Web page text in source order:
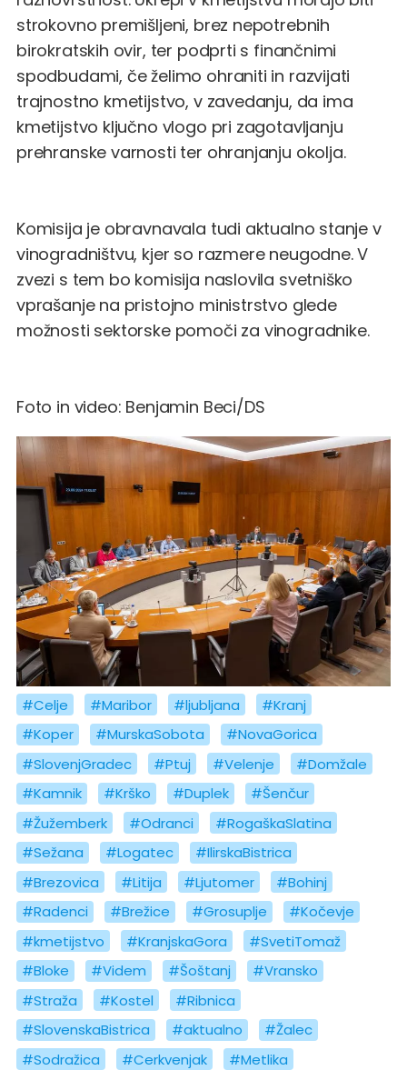
strokovno premišljeni, brez nepotrebnih
birokratskih ovir, ter podprti s finančnimi
spodbudami, če želimo ohraniti in razvijati
trajnostno kmetijstvo, v zavedanju, da ima
kmetijstvo ključno vlogo pri zagotavljanju
prehranske varnosti ter ohranjanju okolja.
Komisija je obravnavala tudi aktualno stanje v
vinogradništvu, kjer so razmere neugodne. V
zvezi s tem bo komisija naslovila svetniško
vprašanje na pristojno ministrstvo glede
možnosti sektorske pomoči za vinogradnike.
Foto in video: Benjamin Beci/DS
#Celje #Maribor #ljubljana
#Kranj
#Koper
#MurskaSobota
#NovaGorica
#SlovenjGradec
#Ptuj #Velenje
#Domžale
#Kamnik
#Krško #Duplek
#Šenčur
#Žužemberk
#Odranci
#RogaškaSlatina
#Sežana
#Logatec
#IlirskaBistrica
#Brezovica
#Litija #Ljutomer
#Bohinj
#Radenci
#Brežice #Grosuplje
#Kočevje
#kmetijstvo
#KranjskaGora
#SvetiTomaž
#Bloke
#Videm #Šoštanj
#Vransko
#Straža
#Kostel
#Ribnica
#SlovenskaBistrica
#aktualno
#Žalec
#Sodražica
#Cerkvenjak
#Metlika